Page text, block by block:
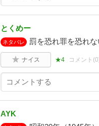
とくめー
ネタバレ 罰を恐れ罪を恐れな
ナイス ★4 コメント(0
AYK